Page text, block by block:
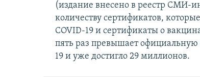
(издание внесено в реестр СМИ-
количеству сертификатов,
COVID-19 и сертификаты о
пять раз превышает официальную
19 и уже достигло 29 миллионов.